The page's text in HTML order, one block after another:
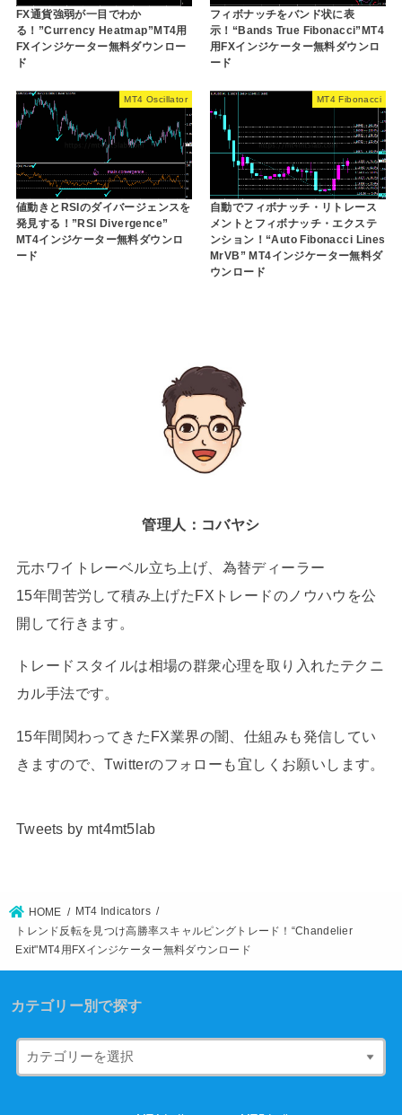
FX通貨強弱が一目でわか
る！”Currency Heatmap”MT4用
FXインジケーター無料ダウンロー
ド
フィボナッチをバンド状に表
示！“Bands True Fibonacci”MT4
用FXインジケーター無料ダウンロ
ード
MT4 Oscillator
値動きとRSIのダイバージェンスを
発見する！”RSI Divergence”
MT4インジケーター無料ダウンロ
ード
MT4 Fibonacci
自動でフィボナッチ・リトレース
メントとフィボナッチ・エクステ
ンション！“Auto Fibonacci Lines
MrVB” MT4インジケーター無料ダ
ウンロード
管理人：コバヤシ
元ホワイトレーベル立ち上げ、為替ディーラー
15年間苦労して積み上げたFXトレードのノウハウを公
開して行きます。
トレードスタイルは相場の群衆心理を取り入れたテクニ
カル手法です。
15年間関わってきたFX業界の闇、仕組みも発信してい
きますので、Twitterのフォローも宜しくお願いします。
Tweets by mt4mt5lab
HOME
MT4 Indicators
トレンド反転を見つけ高勝率スキャルピングトレード！“Chandelier
Exit"MT4用FXインジケーター無料ダウンロード
カテゴリー別で探す